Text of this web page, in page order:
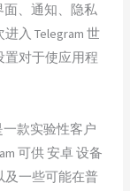
面、通知、隐私
入 Telegram 世
置对于使应用程
一款实验性客户
可供 安卓 设备
及一些可能在普